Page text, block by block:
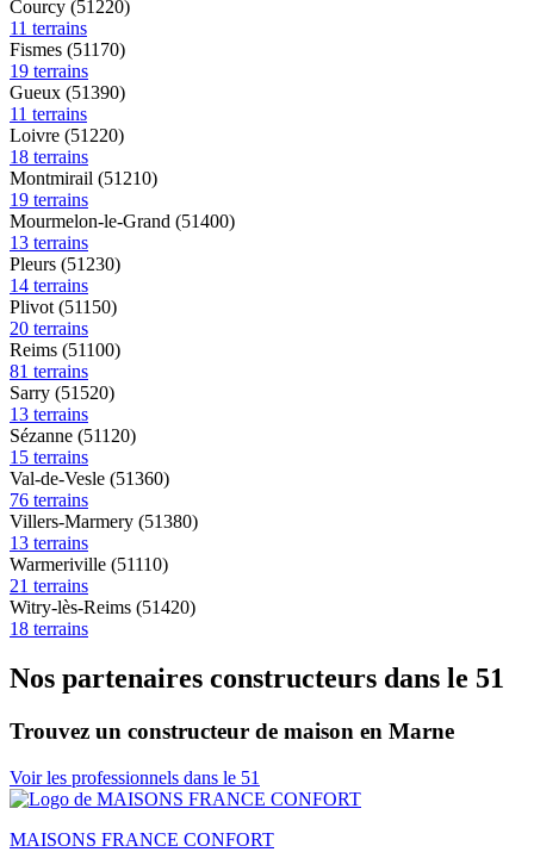
Courcy (51220)
11 terrains
Fismes (51170)
19 terrains
Gueux (51390)
11 terrains
Loivre (51220)
18 terrains
Montmirail (51210)
19 terrains
Mourmelon-le-Grand (51400)
13 terrains
Pleurs (51230)
14 terrains
Plivot (51150)
20 terrains
Reims (51100)
81 terrains
Sarry (51520)
13 terrains
Sézanne (51120)
15 terrains
Val-de-Vesle (51360)
76 terrains
Villers-Marmery (51380)
13 terrains
Warmeriville (51110)
21 terrains
Witry-lès-Reims (51420)
18 terrains
Nos partenaires constructeurs dans le 51
Trouvez un constructeur de maison en Marne
Voir les professionnels dans le 51
MAISONS FRANCE CONFORT